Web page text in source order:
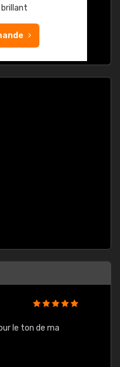
brillant
le ton de ma